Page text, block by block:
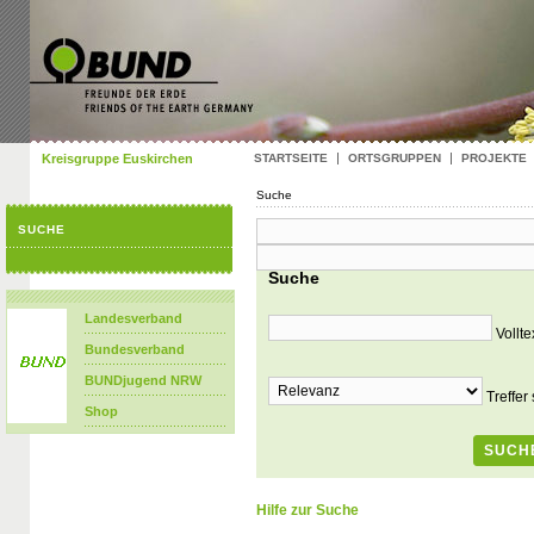
Kreisgruppe Euskirchen
Suche
Suche
Treffer
Hilfe zur Suche
SUCHE
Landesverband
Bundesverband
BUNDjugend NRW
Shop
STARTSEITE ORTSGRUPPEN PROJEKTE